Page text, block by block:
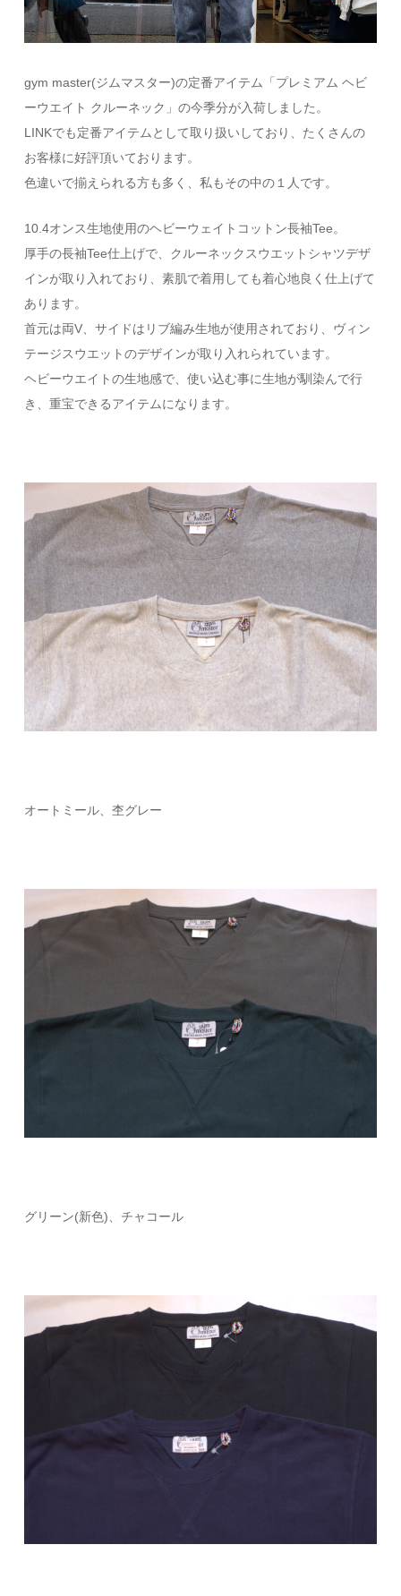
gym master(ジムマスター)の定番アイテム「プレミアム ヘビ
ーウエイト クルーネック」の今季分が入荷しました。
LINKでも定番アイテムとして取り扱いしており、たくさんの
お客様に好評頂いております。
色違いで揃えられる方も多く、私もその中の１人です。
10.4オンス生地使用のヘビーウェイトコットン長袖Tee。
厚手の長袖Tee仕上げで、クルーネックスウエットシャツデザ
インが取り入れており、素肌で着用しても着心地良く仕上げて
あります。
首元は両V、サイドはリブ編み生地が使用されており、ヴィン
テージスウエットのデザインが取り入れられています。
ヘビーウエイトの生地感で、使い込む事に生地が馴染んで行
き、重宝できるアイテムになります。
オートミール、杢グレー
グリーン(新色)、チャコール